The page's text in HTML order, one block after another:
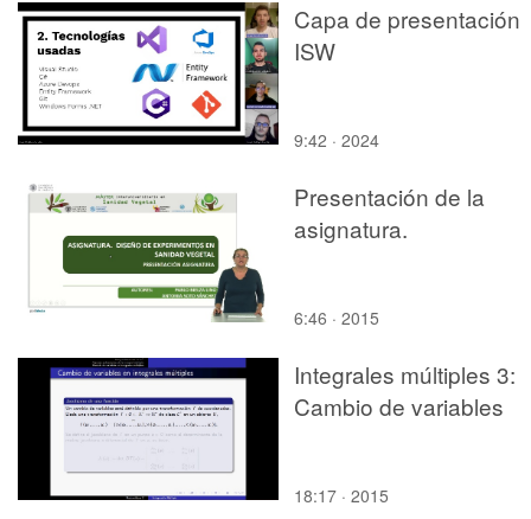
Capa de presentación
ISW
9:42 · 2024
Presentación de la
asignatura.
6:46 · 2015
Integrales múltiples 3:
Cambio de variables
18:17 · 2015